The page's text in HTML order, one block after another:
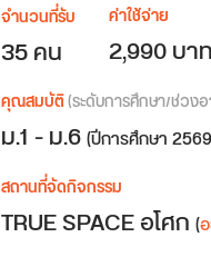
จำนวนที่รับ
35 คน
ค่าใช้จ่าย
2,990 บาท
คุณสมบัติ(ระดับการศึกษา/ช่วง
ม.1 - ม.6(ปีการศึกษา
สถานที่จัดกิจกรรม
TRUE SPACE อโศก (